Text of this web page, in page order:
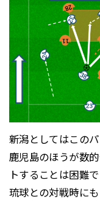
新潟としてはこの
鹿児島のほうが数
トすることは困難
琉球との対戦時に